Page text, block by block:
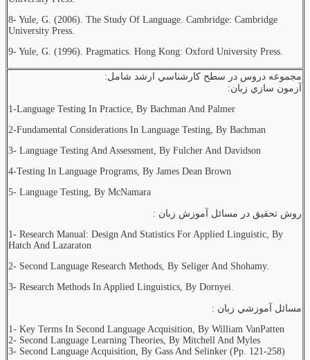
8- Yule, G. (2006). The Study Of Language. Cambridge: Cambridge
University Press.
9- Yule, G. (1996). Pragmatics. Hong Kong: Oxford University Press.
مجموعه دروس در سطح كارشناسي ارشد شامل:
آزمون سازي زبان:
1-Language Testing In Practice, By Bachman And Palmer
2-Fundamental Considerations In Language Testing, By Bachman
3- Language Testing And Assessment, By Fulcher And Davidson
4-Testing In Language Programs, By James Dean Brown
5- Language Testing, By McNamara
روش تحقيق در مسائل آموزش زبان :
1- Research Manual: Design And Statistics For Applied Linguistic, By
Hatch And Lazaraton
2- Second Language Research Methods, By Seliger And Shohamy.
3- Research Methods In Applied Linguistics, By Dornyei.
مسائل آموزشي زبان :
1- Key Terms In Second Language Acquisition, By William VanPatten
2- Second Language Learning Theories, By Mitchell And Myles
3- Second Language Acquisition, By Gass And Selinker (Pp. 121-258)